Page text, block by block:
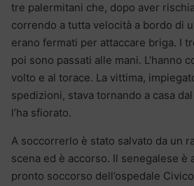
tre palermitani che, dopo aver
correndo a tutta velocità a bordo di
erano fermati per attaccare briga. I
poi sono passati alle mani. L’hanno
volto e al torace. La vittima,
spedizioni, stava tornando a casa
l’ha sfiorato.
A soccorrerlo è stato salvato da un
scena ed è accorso. Il senegalese è
pronto soccorso dell’ospedale